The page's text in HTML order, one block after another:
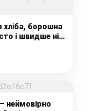
хліба, борошна
і швидше ніж
неймовірно